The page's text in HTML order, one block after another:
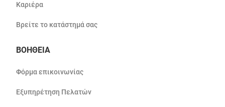
Καριέρα
Βρείτε το κατάστημά σας
ΒΟΗΘΕΙΑ
Φόρμα επικοινωνίας
Εξυπηρέτηση Πελατών